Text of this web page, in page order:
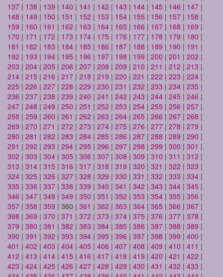
137 | 138 | 139 | 140 | 141 | 142 | 143 | 144 | 145 | 146 | 147 |
148 | 149 | 150 | 151 | 152 | 153 | 154 | 155 | 156 | 157 | 158 |
159 | 160 | 161 | 162 | 163 | 164 | 165 | 166 | 167 | 168 | 169 |
170 | 171 | 172 | 173 | 174 | 175 | 176 | 177 | 178 | 179 | 180 |
181 | 182 | 183 | 184 | 185 | 186 | 187 | 188 | 189 | 190 | 191 |
192 | 193 | 194 | 195 | 196 | 197 | 198 | 199 | 200 | 201 | 202 |
203 | 204 | 205 | 206 | 207 | 208 | 209 | 210 | 211 | 212 | 213 |
214 | 215 | 216 | 217 | 218 | 219 | 220 | 221 | 222 | 223 | 224 |
225 | 226 | 227 | 228 | 229 | 230 | 231 | 232 | 233 | 234 | 235 |
236 | 237 | 238 | 239 | 240 | 241 | 242 | 243 | 244 | 245 | 246 |
247 | 248 | 249 | 250 | 251 | 252 | 253 | 254 | 255 | 256 | 257 |
258 | 259 | 260 | 261 | 262 | 263 | 264 | 265 | 266 | 267 | 268 |
269 | 270 | 271 | 272 | 273 | 274 | 275 | 276 | 277 | 278 | 279 |
280 | 281 | 282 | 283 | 284 | 285 | 286 | 287 | 288 | 289 | 290 |
291 | 292 | 293 | 294 | 295 | 296 | 297 | 298 | 299 | 300 | 301 |
302 | 303 | 304 | 305 | 306 | 307 | 308 | 309 | 310 | 311 | 312 |
313 | 314 | 315 | 316 | 317 | 318 | 319 | 320 | 321 | 322 | 323 |
324 | 325 | 326 | 327 | 328 | 329 | 330 | 331 | 332 | 333 | 334 |
335 | 336 | 337 | 338 | 339 | 340 | 341 | 342 | 343 | 344 | 345 |
346 | 347 | 348 | 349 | 350 | 351 | 352 | 353 | 354 | 355 | 356 |
357 | 358 | 359 | 360 | 361 | 362 | 363 | 364 | 365 | 366 | 367 |
368 | 369 | 370 | 371 | 372 | 373 | 374 | 375 | 376 | 377 | 378 |
379 | 380 | 381 | 382 | 383 | 384 | 385 | 386 | 387 | 388 | 389 |
390 | 391 | 392 | 393 | 394 | 395 | 396 | 397 | 398 | 399 | 400 |
401 | 402 | 403 | 404 | 405 | 406 | 407 | 408 | 409 | 410 | 411 |
412 | 413 | 414 | 415 | 416 | 417 | 418 | 419 | 420 | 421 | 422 |
423 | 424 | 425 | 426 | 427 | 428 | 429 | 430 | 431 | 432 | 433 |